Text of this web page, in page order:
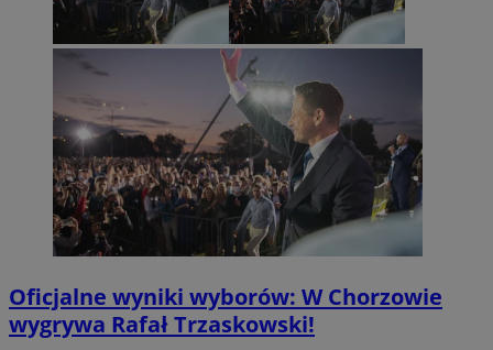
Oficjalne wyniki wyborów: W Chorzowie
wygrywa Rafał Trzaskowski!